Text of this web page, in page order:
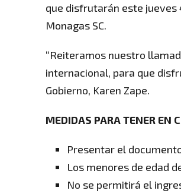
que disfrutarán este jueves
Monagas SC.
“Reiteramos nuestro
internacional, para que
Gobierno, Karen Zape.
MEDIDAS PARA TENER EN
Presentar el
Los menores de edad
No se permitirá el